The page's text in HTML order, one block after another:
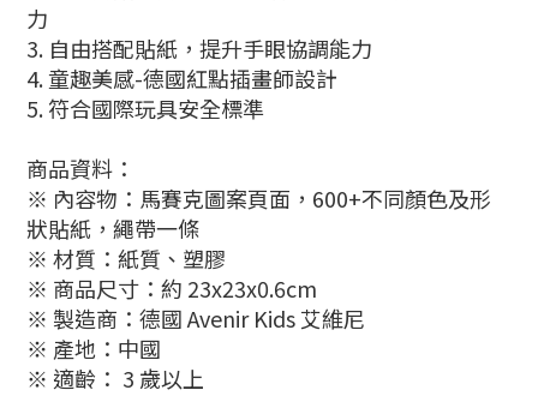
力
3. 自由搭配貼紙，提升手眼協調能力
4. 童趣美感-德國紅點插畫師設計
5. 符合國際玩具安全標準
商品資料：
※ 內容物：馬賽克圖案頁面，600+不同顏色及形
狀貼紙，繩帶一條
※ 材質：紙質、塑膠
※ 商品尺寸：約 23x23x0.6cm
※ 製造商：德國 Avenir Kids 艾維尼
※ 產地：中國
※ 適齡： 3 歲以上